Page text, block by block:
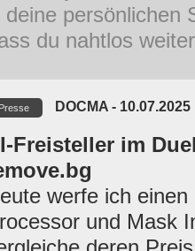
du nahtlos
Presse DOCMA - 10.07.2025
Freisteller im
werfe ich
und Mask